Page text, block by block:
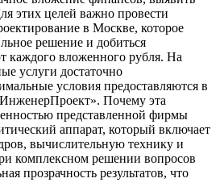
этих целей важно провести
в Москве, которое
решение и добиться
каждого вложенного рубля. На
услуги достаточно
условия предоставляются в
Почему эта
представленной фирмы
аппарат, который включает
вычислительную технику и
комплексном решении вопросов
прозрачность результатов, что